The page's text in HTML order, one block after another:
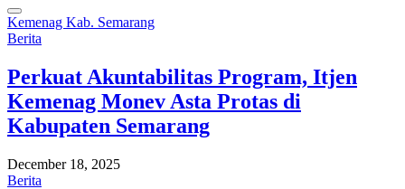
Kemenag Kab. Semarang
Berita
Perkuat Akuntabilitas Program, Itjen
Kemenag Monev Asta Protas di
Kabupaten Semarang
December 18, 2025
Berita